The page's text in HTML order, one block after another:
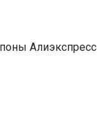
Алиэкспресс